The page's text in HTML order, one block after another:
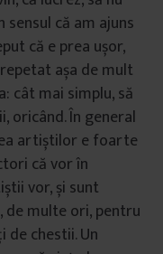
sensul că am ajuns
că e prea ușor,
așa de mult
cât mai simplu, să
oricând. În general
artiștilor e foarte
că vor în
vor, și sunt
multe ori, pentru
chestii. Un